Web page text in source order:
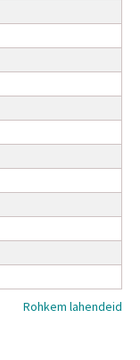
Rohkem lahendeid